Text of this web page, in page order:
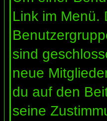
Link im Menü.
sind
neue
du auf den
seine